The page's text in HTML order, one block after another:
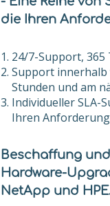
die Ihren
24/7-Support, 365
Support innerhalb
Stunden und am
Individueller SLA-
Ihren
Beschaffung
Hardware-
NetApp und